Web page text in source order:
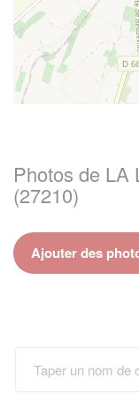
Photos de LA
(27210)
Ajouter des